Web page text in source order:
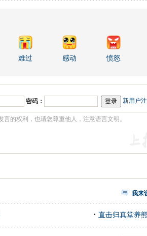
难过 感动 愤怒
密码： 新用户
我来
直击归真堂养